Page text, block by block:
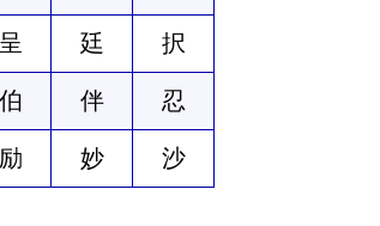
呈 廷 択
伯 伴 忍
励 妙 沙